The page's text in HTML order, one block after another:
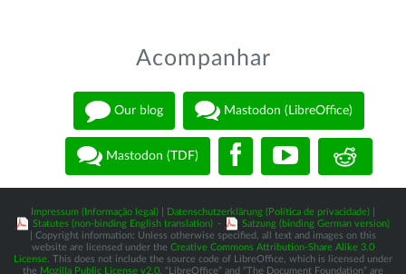
Acompanhar
Our blog Mastodon (LibreOffice)
Mastodon (TDF)
Impressum (Informação legal) Datenschutzerklärung (Política de privacidade)
Statutes (non-binding English translation) -
Satzung (binding German version)
| Copyright information: Unless otherwise specified, all text and images on this
website are licensed under the Creative Commons Attribution-Share Alike 3.0
License . This does not include the source code of LibreOffice, which is licensed under
the Mozilla Public License v2.0 . “LibreOffice” and “The Document Foundation” are